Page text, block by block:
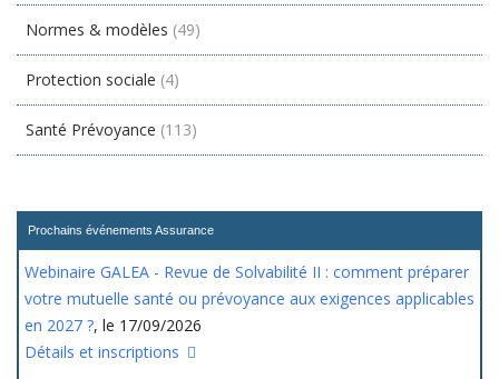
Normes & modèles (49)
Protection sociale (4)
Santé Prévoyance (113)
Prochains événements Assurance
Webinaire GALEA - Revue de Solvabilité II : comment préparer
votre mutuelle santé ou prévoyance aux exigences applicables
en 2027 ?, le 17/09/2026
Détails et inscriptions